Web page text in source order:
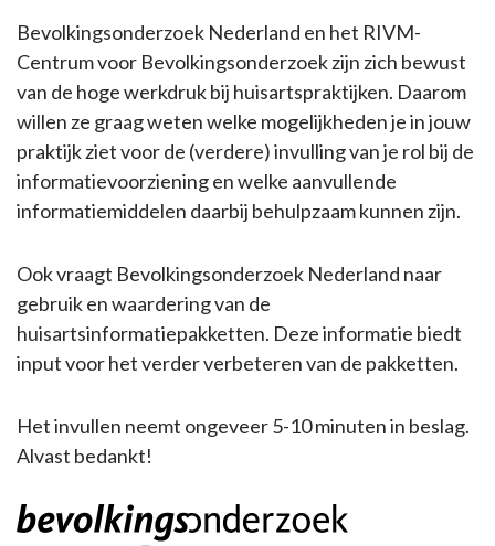
Bevolkingsonderzoek Nederland en het RIVM-
Centrum voor Bevolkingsonderzoek zijn zich bewust
van de hoge werkdruk bij huisartspraktijken. Daarom
willen ze graag weten welke mogelijkheden je in jouw
praktijk ziet voor de (verdere) invulling van je rol bij de
informatievoorziening en welke aanvullende
informatiemiddelen daarbij behulpzaam kunnen zijn.
Ook vraagt Bevolkingsonderzoek Nederland naar
gebruik en waardering van de
huisartsinformatiepakketten. Deze informatie biedt
input voor het verder verbeteren van de pakketten.
Het invullen neemt ongeveer 5-10 minuten in beslag.
Alvast bedankt!